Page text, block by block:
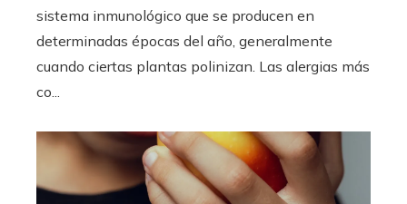
sistema inmunológico que se producen en
determinadas épocas del año, generalmente
cuando ciertas plantas polinizan. Las alergias más
co...